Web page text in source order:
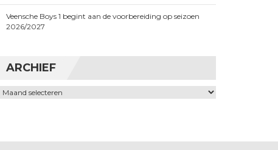
Veensche Boys 1 begint aan de voorbereiding op seizoen
2026/2027
ARCHIEF
Archief